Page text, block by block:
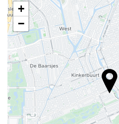
Recepción 24 horas
Guardaequipaje
Comida y bebida
Restaurante a la carta
Bar
Instalaciones de negocios
+
−